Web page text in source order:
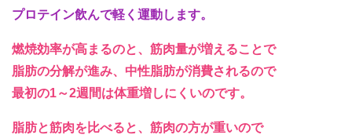
プロテイン飲んで軽く運動します。
燃焼効率が高まるのと、筋肉量が増えることで
脂肪の分解が進み、中性脂肪が消費されるので
最初の1～2週間は体重増しにくいのです。
脂肪と筋肉を比べると、筋肉の方が重いので